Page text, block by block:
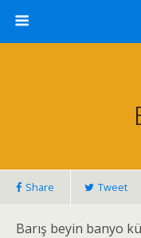
Share Tweet
Barış beyin banyo